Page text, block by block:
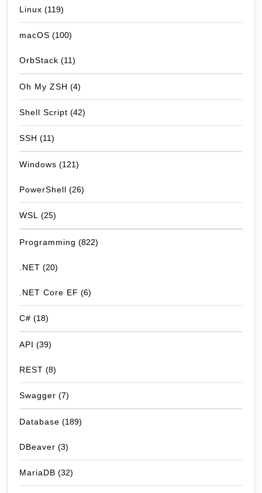
Linux (119)
macOS (100)
OrbStack (11)
Oh My ZSH (4)
Shell Script (42)
SSH (11)
Windows (121)
PowerShell (26)
WSL (25)
Programming (822)
.NET (20)
.NET Core EF (6)
C# (18)
API (39)
REST (8)
Swagger (7)
Database (189)
DBeaver (3)
MariaDB (32)